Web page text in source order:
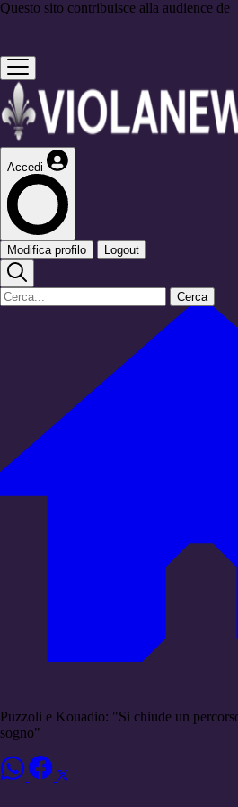
Questo sito contribuisce alla audience de
Accedi
Modifica profilo Logout
Cerca
Puzzoli e Kouadio: "Si chiude un
sogno"